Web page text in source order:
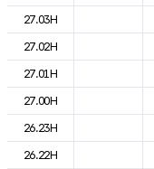
27.03H
27.02H
27.01H
27.00H
26.23H
26.22H